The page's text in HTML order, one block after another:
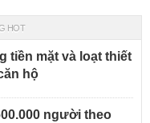
HOT
tiền mặt và loạt thiết
hộ
người theo